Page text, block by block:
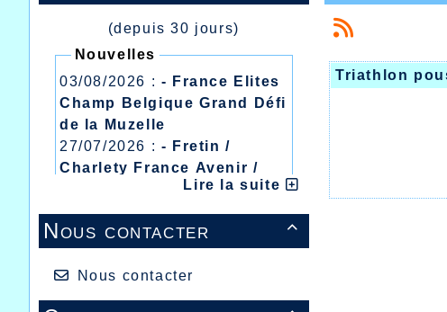
(depuis 30 jours)
Nouvelles
03/08/2026 : - France Elites
Champ Belgique Grand Défi
de la Muzelle
27/07/2026 : - Fretin /
Charlety France Avenir /
Heusden Zolder
20/07/2026 :- Courtrai /
Mont des Cats
Meeting Abeilles /
Régionaux /
Lire la suite

Nous contacter
Nous contacter
Triathlon